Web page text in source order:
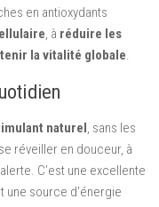
en antioxydants
, à réduire les
la vitalité globale.
naturel, sans les
réveiller en douceur, à
C’est une excellente
une source d’énergie